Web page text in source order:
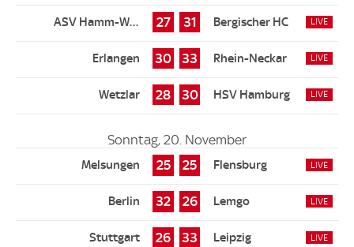
27 31
30 33
28 30
Sonntag, 20. November
25
25
32 26
26 33